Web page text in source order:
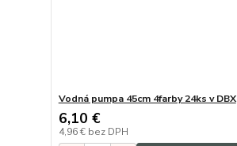
Vodná pumpa 45cm 4farby 24ks v DBX
6,10 €
4,96 € bez DPH